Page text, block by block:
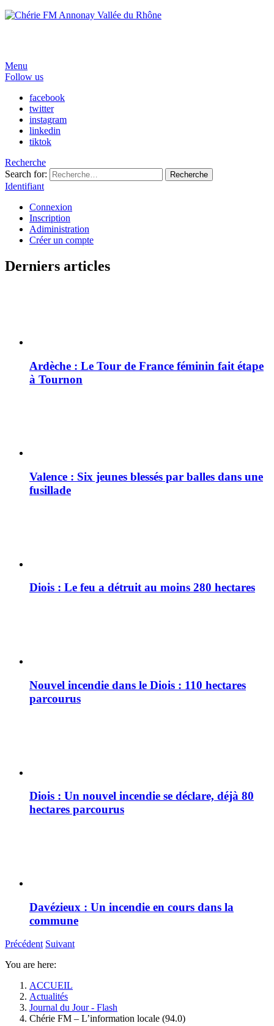
Menu
Follow us
facebook
twitter
instagram
linkedin
tiktok
Recherche
Search for:
Recherche
Identifiant
Connexion
Inscription
Adiministration
Créer un compte
Derniers articles
Ardèche : Le Tour de France féminin fait étape
à Tournon
Valence : Six jeunes blessés par balles dans une
fusillade
Diois : Le feu a détruit au moins 280 hectares
Nouvel incendie dans le Diois : 110 hectares
parcourus
Diois : Un nouvel incendie se déclare, déjà 80
hectares parcourus
Davézieux : Un incendie en cours dans la
commune
Précédent Suivant
You are here:
ACCUEIL
Actualités
Journal du Jour - Flash
Chérie FM – L’information locale (94.0)